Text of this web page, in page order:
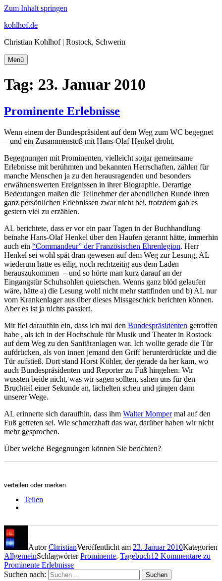
Zum Inhalt springen
kohlhof.de
Christian Kohlhof | Rostock, Schwerin
Menü
Tag: 23. Januar 2010
Prominente Erlebnisse
Wenn einem der Bundespräsident auf dem Weg zum WC begegnet
– und ein Zusammenstoß mit Hans-Olaf Henkel droht.
Begegnungen mit Prominenten, vielleicht sogar gemeinsame
Erlebnisse mit berühmten und bekannten Herrschaften, zählen für
manche Menschen ja zu den herausragenden und besonders
erwähnenswerten Ereignissen in ihrer Biographie. Derartige
Bedeutungen maßen die Teilnehmer der abendlichen Runde ihren
ganz persönlichen Erlebnissen zwar nicht bei, trotzdem gab es
gestern viel zu erzählen.
AL berichtete, dass er vor ein paar Tagen in der Buchhandlung
beinahe Hans-Olaf Henkel über den Haufen gerannt hätte, immerhin
auch ein “Commandeur” der Französischen Ehrenlegion. Herr
Henkel sei wohl spät dran gewesen auf dem Weg zur Lesung, AL
wiederum hatte es eilig, noch rechtzeitig aus dem Laden
herauszukommen – und so hörte man kurz darauf an der
Eingangstür Schuhsohlen quietschen. Wenns ganz blöd gelaufen
wäre, hätte a) die Lesung wohl nicht mehr stattfinden und b) AL nur
vom Krankenlager aus über dieses Missgeschick berichten können.
Aber es ist ja nichts passiert.
Mir fiel daraufhin ein, dass ich mal den Bundespräsidenten getroffen
habe , als ich in der Hochschule für Musik und Theater in Rostock
auf dem Weg zu den Sanitäranlagen war. Ich wollte gerade die Tür
aufdrücken, als von innen jemand den Griff herunterdrückte und die
Tür aufstieß. Dort stand Horst Köhler, der gerade da her kam, wo
auch Bundespräsidenten und Reporter zu Fuß hingehen. Wir
wussten beide nicht, was wir sagen sollten, sahen uns für den
Bruchteil einer Sekunde an, lächelten scheu und gingen dann
unserer Wege.
AL erinnerte sich daraufhin, dass ihm Walter Mompermal auf den
Fuß getreten sei. Wie schmerzhaft das war, darüber haben wir nicht
mehr gesprochen.
Über welche Begegnungen können Sie berichten?
verteilen oder merken
Teilen
AutorChristianVeröffentlicht am 23. Januar 2010Kategorien
AllgemeinSchlagwörterProminente, Tagebuch12 Kommentare zu
Prominente Erlebnisse
Suchen nach:
Suchen